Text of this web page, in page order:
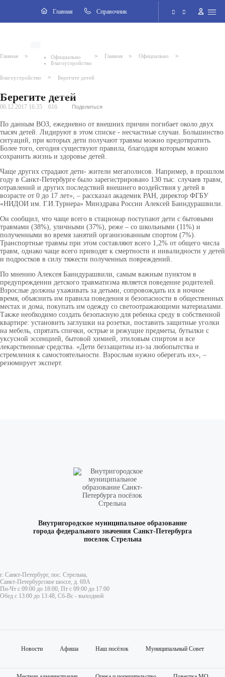
Главная Cправочник
Версия для слабовидящих
Поиск по сайту
Главная >
Официально
Благоустройство
> Главная > Официально >
Благоустройство > Берегите детей
Берегите детей
06.12.2017 16:35 616 Поделиться
По данным ВОЗ, ежедневно от внешних причин погибает около двух
тысяч детей. Лидируют в этом списке - несчастные случаи. Большинство
ситуаций, при которых дети получают травмы можно предотвратить.
Более того, сегодня существуют правила, благодаря которым можно
сохранить жизнь и здоровье детей.
Чаще других страдают дети- жители мегаполисов. Например, в прошлом
году в Санкт-Петербурге было зарегистрировано 130 тыс. случаев травм,
отравлений и других последствий внешнего воздействия у детей в
возрасте от 0 до 17 лет», – рассказал академик РАН, директор ФГБУ
«НИДОИ им. Г.И.Турнера» Минздрава России Алексей Баиндурашвили.
Он сообщил, что чаще всего в стационар поступают дети с бытовыми
травмами (38%), уличными (37%), реже – со школьными (11%) и
полученными во время занятий организованным спортом (7%).
Транспортные травмы при этом составляют всего 1,2% от общего числа
травм, однако чаще всего приводят к смертности и инвалидности у детей
и подростков в силу тяжести полученных повреждений.
По мнению Алексея Баиндурашвили, самым важным пунктом в
предупреждении детского травматизма является поведение родителей.
Взрослые должны ухаживать за детьми, сопровождать их в ночное
время, объяснить им правила поведения и безопасности в общественных
местах и дома, покупать им одежду со светоотражающими материалами.
Также необходимо создать безопасную для ребенка среду в собственной
квартире: установить заглушки на розетки, поставить защитные уголки
на мебель, спрятать спички, острые и режущие предметы, бутылки с
уксусной эссенцией, бытовой химией, этиловым спиртом и все
лекарственные средства. «Дети беззащитны из-за любопытства и
стремления к самостоятельности. Взрослым нужно оберегать их», –
резюмирует эксперт.
Внутригородское муниципальное образование
города федерального значения Санкт-Петербурга
поселок Стрельна
г. Санкт-Петербург, пос. Стрельна,
Санкт-Петербургское шоссе, д. 69А
Пн-Чт с 09:00 до 18:00, Пт с 09:00 до 17:00
Обед с 13:00 до 13:48, Сб-Вс - выходной
Новости Афиша Наш посёлок Муниципальный Совет